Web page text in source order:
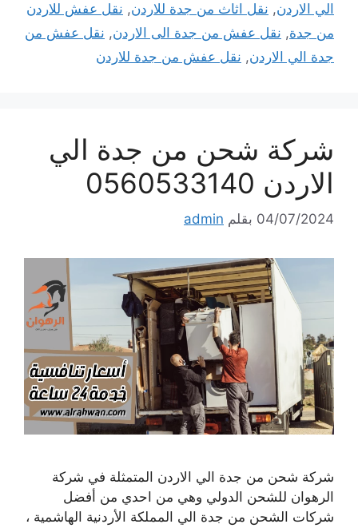
الي الاردن, نقل اثاث من جدة للاردن, نقل عفش للاردن
من جدة, نقل عفش من جدة الى الاردن, نقل عفش من
جدة الي الاردن, نقل عفش من جدة للاردن
شركة شحن من جدة الي
الاردن 0560533140
04/07/2024 بقلم admin
شركة شحن من جدة الي الاردن المتمثلة في شركة
الرهوان للشحن الدولي وهي من احدي من أفضل
شركات الشحن من جدة الي المملكة الأردنية الهاشمية ،